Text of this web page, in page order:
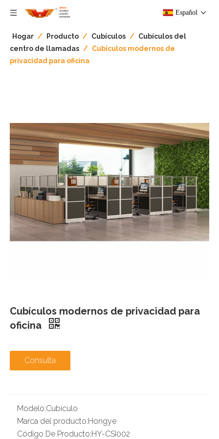
Español
Hogar / Producto / Cubículos / Cubículos del
centro de llamadas / Cubículos modernos de
privacidad para oficina
Cubículos modernos de privacidad para
oficina
Consulta
Modelo:Cubículo
Marca del producto:Hongye
Código De Producto:HY-CSI002